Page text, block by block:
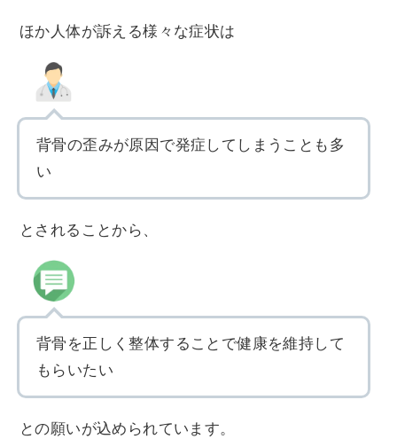
ほか人体が訴える様々な症状は
背骨の歪みが原因で発症してしまうことも多
い
とされることから、
背骨を正しく整体することで健康を維持して
もらいたい
との願いが込められています。